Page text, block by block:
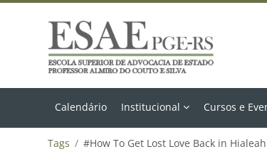
Calendário Institucional Cursos e
Tags #How To Get Lost Love Back in